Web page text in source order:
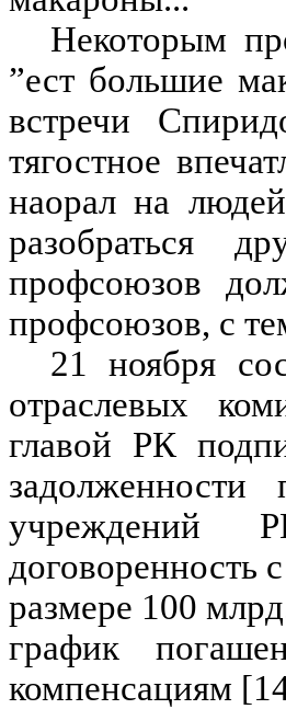
Некоторым
”ест большие
встречи
тягостное
наорал на
разобраться
профсоюзов
профсоюзов, с
21 ноября
отраслевых
главой РК
учреждений
договоренность
размере 100
график
компенсациям